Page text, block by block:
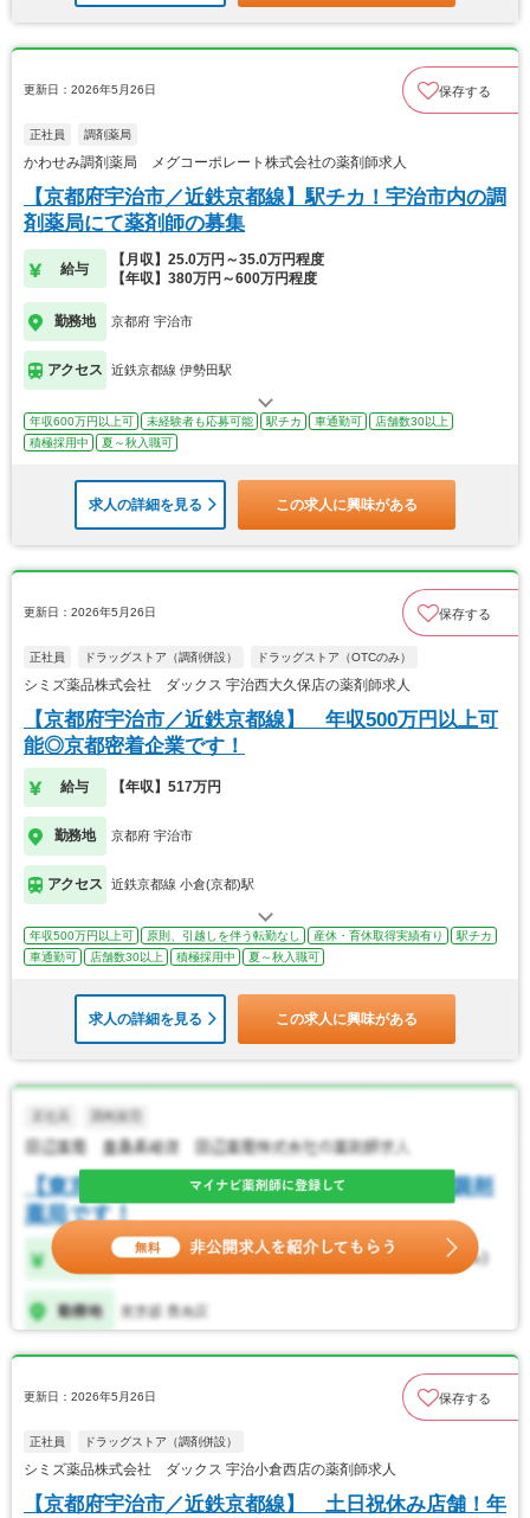
更新日：2026年5月26日 保存する
正社員 調剤薬局
かわせみ調剤薬局 メグコーポレート株式会社の薬剤師求人
【京都府宇治市／近鉄京都線】駅チカ！宇治市内の調
剤薬局にて薬剤師の募集
給与
【月収】25.0万円～35.0万円程度
【年収】380万円～600万円程度
勤務地 京都府 宇治市
アクセス 近鉄京都線 伊勢田駅
年収600万円以上可 未経験者も応募可能 駅チカ 車通勤可
店舗数30以上
積極採用中
夏～秋入職可
求人の詳細を見る この求人に興味がある
更新日：2026年5月26日 保存する
正社員 ドラッグストア（調剤併設） ドラッグストア（OTCのみ）
シミズ薬品株式会社 ダックス 宇治西大久保店の薬剤師求人
【京都府宇治市／近鉄京都線】 年収500万円以上可
能◎京都密着企業です！
給与 【年収】517万円
勤務地 京都府 宇治市
アクセス 近鉄京都線 小倉(京都)駅
年収500万円以上可 原則、引越しを伴う転勤なし 産休・育休取得実績有り
駅チカ
車通勤可
店舗数30以上 積極採用中 夏～秋入職可
求人の詳細を見る この求人に興味がある
更新日：2026年5月26日 保存する
正社員 ドラッグストア（調剤併設）
シミズ薬品株式会社 ダックス 宇治小倉西店の薬剤師求人
【京都府宇治市／近鉄京都線】 土日祝休み店舗！年